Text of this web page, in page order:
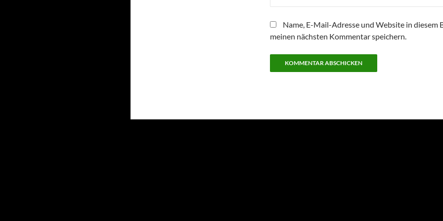
Name, E-Mail-Adresse und Website in diesem
meinen nächsten Kommentar speichern.